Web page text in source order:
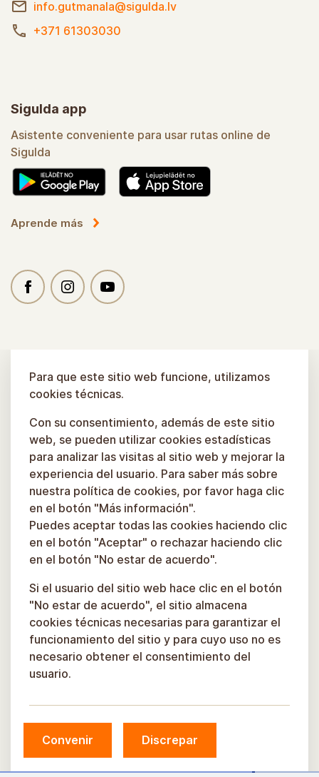
info.gutmanala@sigulda.lv
+371 61303030
Sigulda app
Asistente conveniente para usar rutas online de
Sigulda
Aprende más
© Municipio de Sigulda, 2026.
Para que este sitio web funcione, utilizamos
cookies técnicas.
Con su consentimiento, además de este sitio
web, se pueden utilizar cookies estadísticas
para analizar las visitas al sitio web y mejorar la
experiencia del usuario. Para saber más sobre
nuestra política de cookies, por favor haga clic
en el botón "Más información".
Puedes aceptar todas las cookies haciendo clic
en el botón "Aceptar" o rechazar haciendo clic
en el botón "No estar de acuerdo".
Si el usuario del sitio web hace clic en el botón
"No estar de acuerdo", el sitio almacena
cookies técnicas necesarias para garantizar el
funcionamiento del sitio y para cuyo uso no es
necesario obtener el consentimiento del
usuario.
Convenir Discrepar